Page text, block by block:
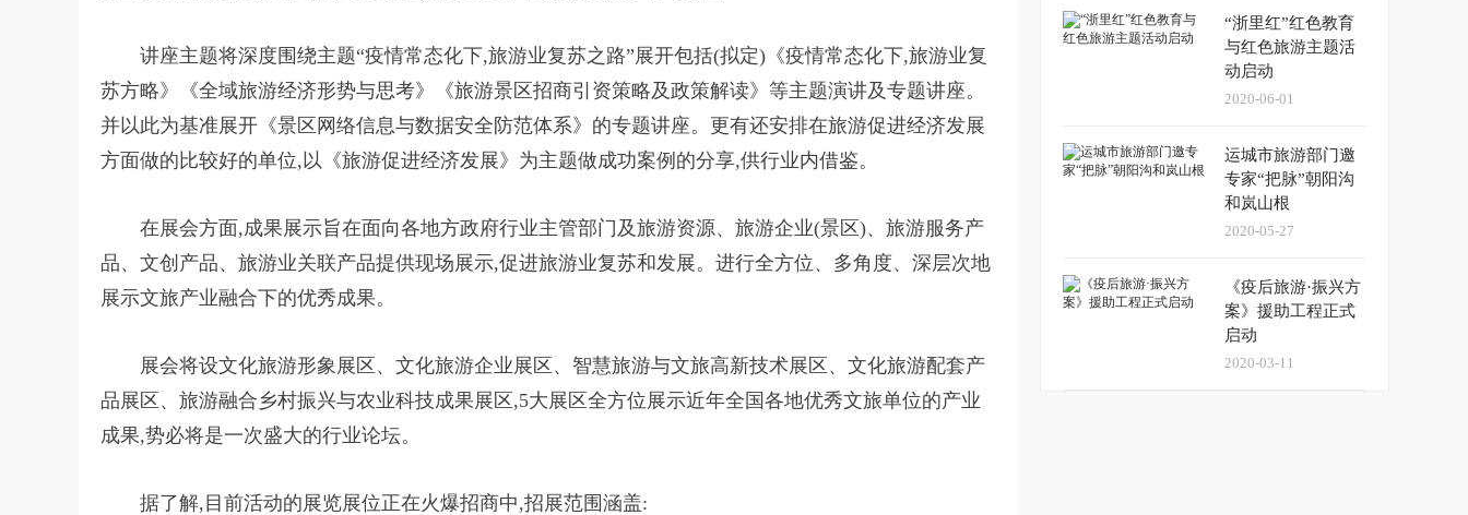
讲座主题将深度围绕主题“疫情常态化下,旅游业复苏之路”展开包括(拟定)《疫情常态化下,旅游业复
苏方略》《全域旅游经济形势与思考》《旅游景区招商引资策略及政策解读》等主题演讲及专题讲座。
并以此为基准展开《景区网络信息与数据安全防范体系》的专题讲座。更有还安排在旅游促进经济发展
方面做的比较好的单位,以《旅游促进经济发展》为主题做成功案例的分享,供行业内借鉴。
在展会方面,成果展示旨在面向各地方政府行业主管部门及旅游资源、旅游企业(景区)、旅游服务产
品、文创产品、旅游业关联产品提供现场展示,促进旅游业复苏和发展。进行全方位、多角度、深层次地
展示文旅产业融合下的优秀成果。
展会将设文化旅游形象展区、文化旅游企业展区、智慧旅游与文旅高新技术展区、文化旅游配套产
品展区、旅游融合乡村振兴与农业科技成果展区,5大展区全方位展示近年全国各地优秀文旅单位的产业
成果,势必将是一次盛大的行业论坛。
据了解,目前活动的展览展位正在火爆招商中,招展范围涵盖:
“浙里红”红色教育
与红色旅游主题活
动启动
2020-06-01
运城市旅游部门邀
专家“把脉”朝阳沟
和岚山根
2020-05-27
《疫后旅游·振兴方
案》援助工程正式
启动
2020-03-11